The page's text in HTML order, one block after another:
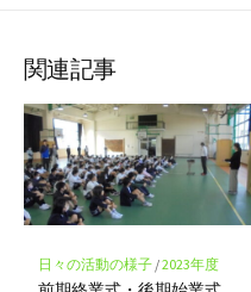
ア
ク
マ
ー
ク
保
存
関連記事
日々の活動の様子/2023年度